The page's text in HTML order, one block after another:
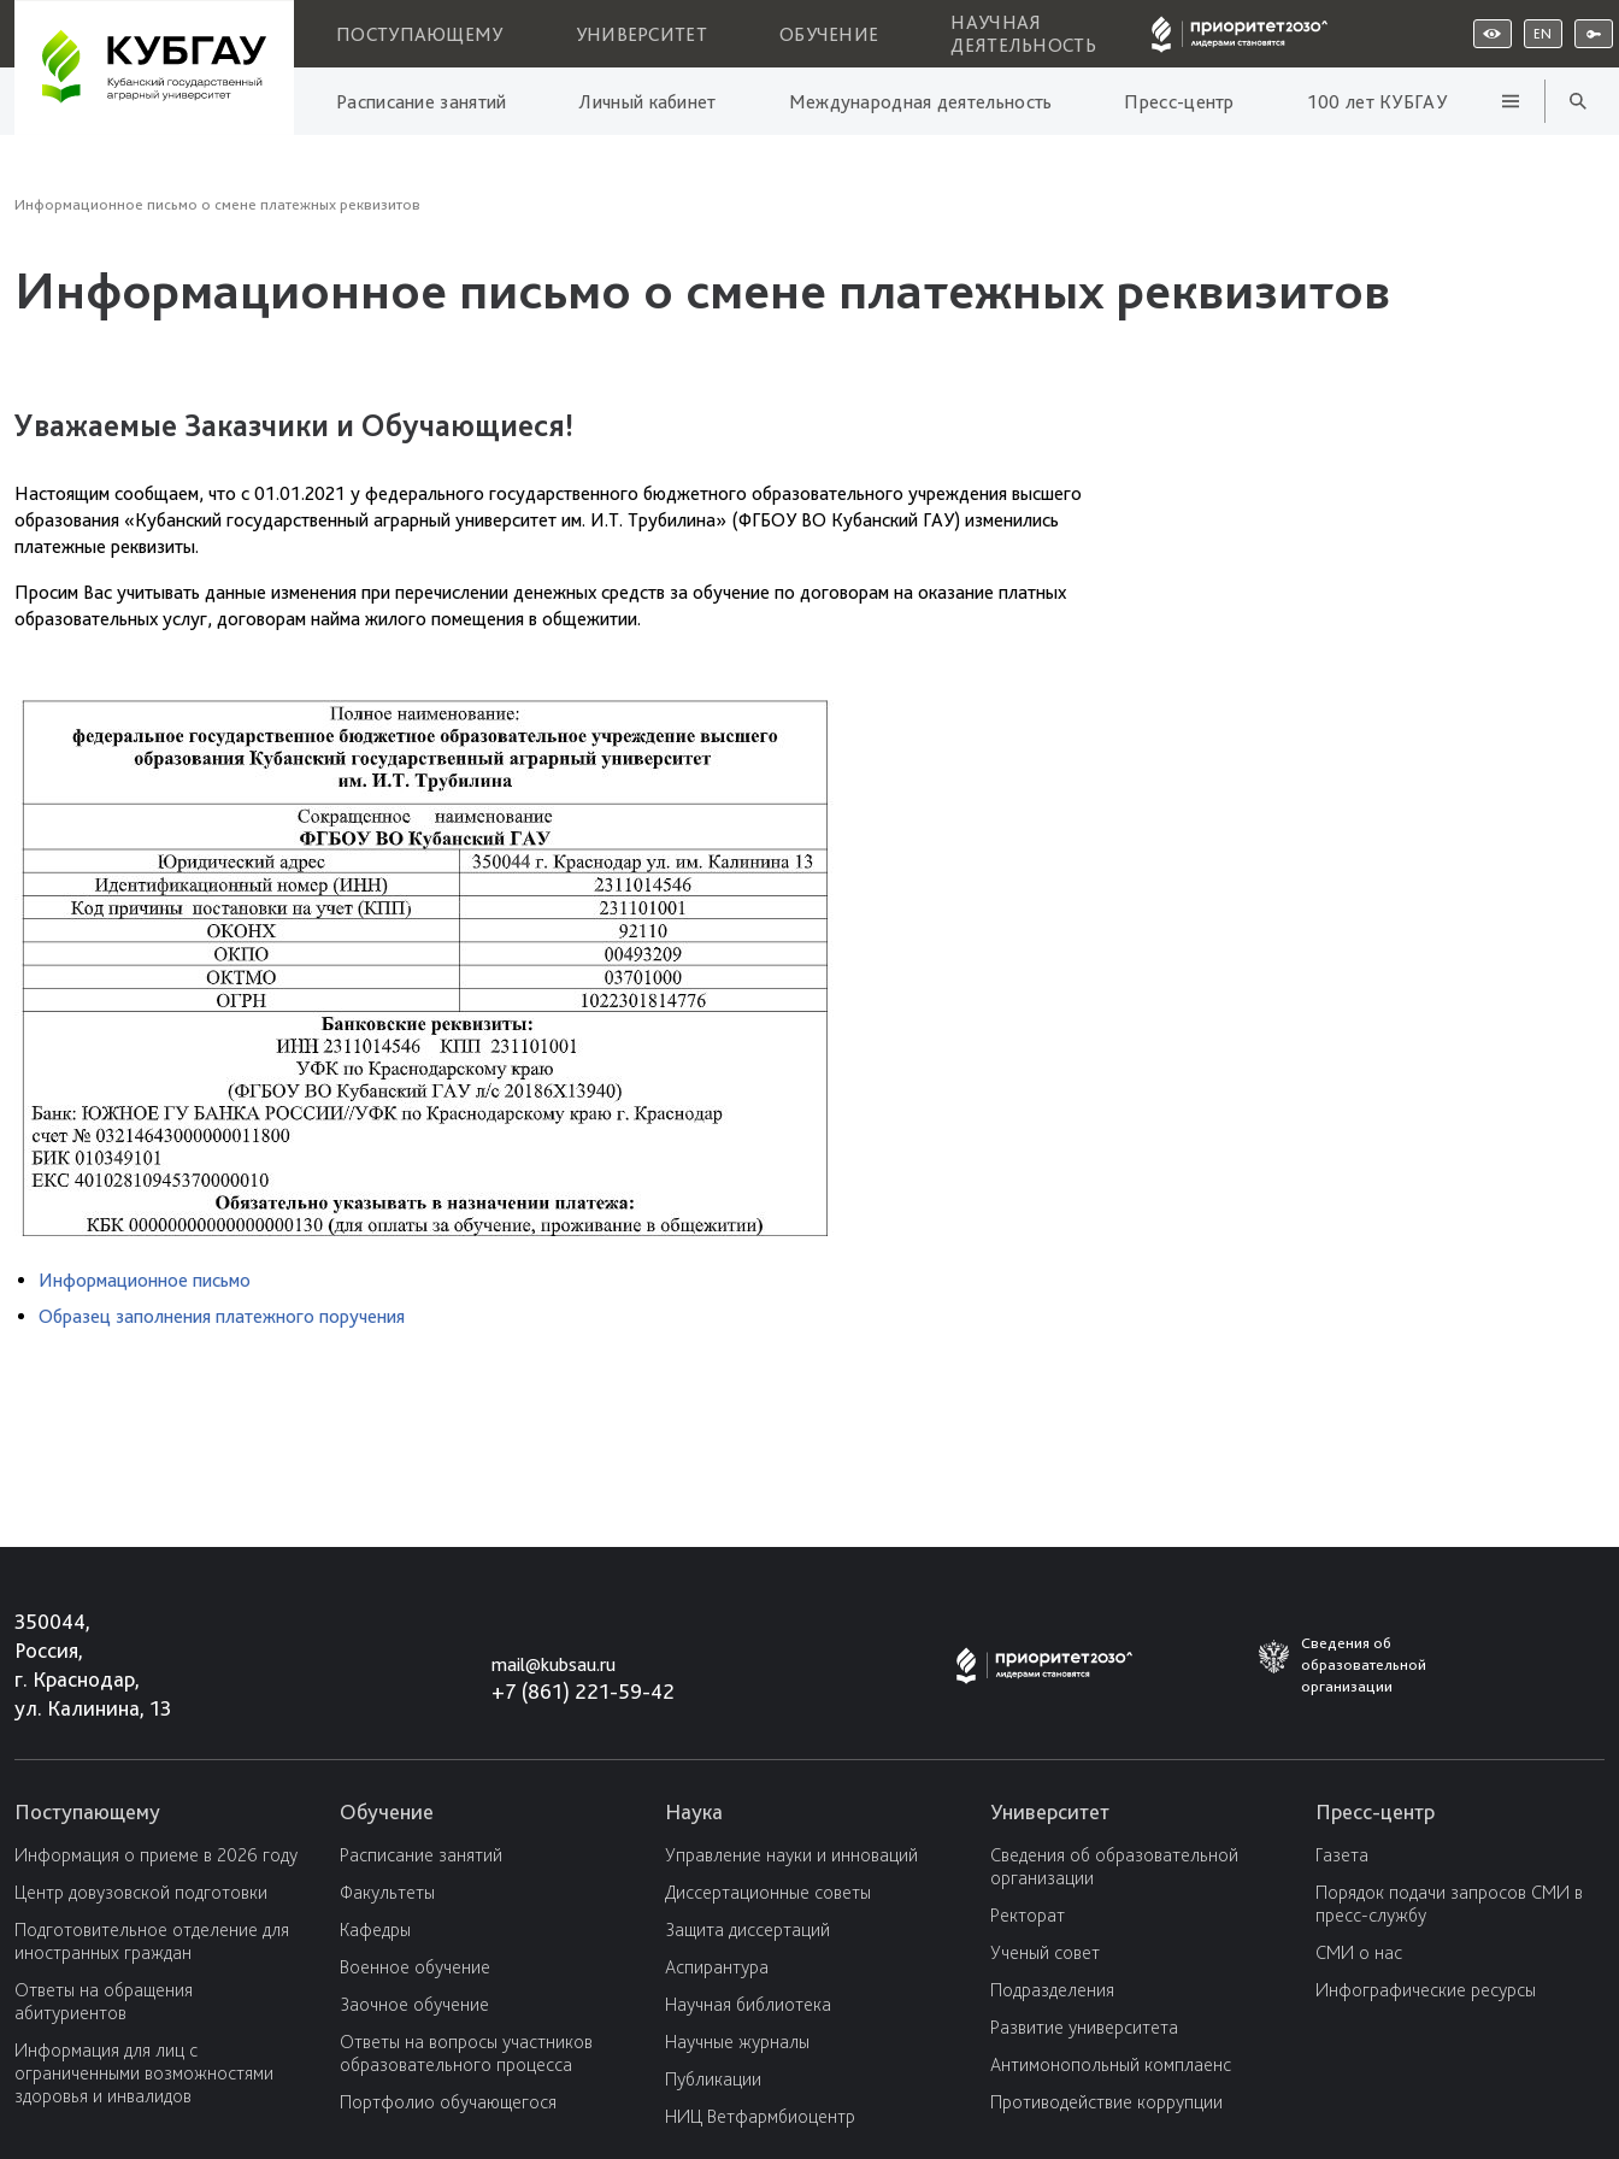
ПОСТУПАЮЩЕМУ УНИВЕРСИТЕТ ОБУЧЕНИЕ
НАУЧНАЯ
ДЕЯТЕЛЬНОСТЬ
EN
Расписание занятий Личный кабинет Международная деятельность Пресс-центр 100 лет КУБГАУ
Информационное письмо о смене платежных реквизитов
Информационное письмо о смене платежных реквизитов
Уважаемые Заказчики и Обучающиеся!
Настоящим сообщаем, что с 01.01.2021 у федерального государственного бюджетного образовательного учреждения высшего
образования «Кубанский государственный аграрный университет им. И.Т. Трубилина» (ФГБОУ ВО Кубанский ГАУ) изменились
платежные реквизиты.
Просим Вас учитывать данные изменения при перечислении денежных средств за обучение по договорам на оказание платных
образовательных услуг, договорам найма жилого помещения в общежитии.
Информационное письмо
Образец заполнения платежного поручения
350044,
Россия,
г. Краснодар,
ул. Калинина, 13
mail@kubsau.ru
+7 (861) 221-59-42
Сведения об
образовательной
организации
Поступающему
Информация о приеме в 2026 году
Центр довузовской подготовки
Подготовительное отделение для
иностранных граждан
Ответы на обращения
абитуриентов
Информация для лиц с
ограниченными возможностями
здоровья и инвалидов
Обучение
Расписание занятий
Факультеты
Кафедры
Военное обучение
Заочное обучение
Ответы на вопросы участников
образовательного процесса
Портфолио обучающегося
Наука
Управление науки и инноваций
Диссертационные советы
Защита диссертаций
Аспирантура
Научная библиотека
Научные журналы
Публикации
НИЦ Ветфармбиоцентр
Университет
Сведения об образовательной
организации
Ректорат
Ученый совет
Подразделения
Развитие университета
Антимонопольный комплаенс
Противодействие коррупции
Пресс-центр
Газета
Порядок подачи запросов СМИ в
пресс-службу
СМИ о нас
Инфографические ресурсы